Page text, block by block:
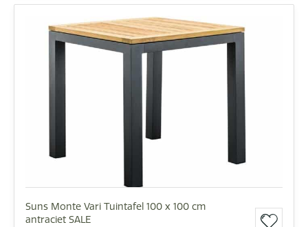
Suns Monte Vari Tuintafel 100 x 100 cm
antraciet SALE